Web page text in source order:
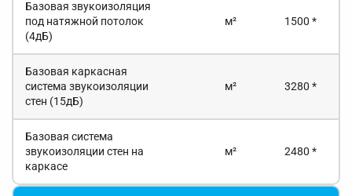
Базовая звукоизоляция
под натяжной потолок
(4дБ)
м² 1500 *
Базовая каркасная
система звукоизоляции
стен (15дБ)
м² 3280 *
Базовая система
звукоизоляции стен на
каркасе
м² 2480 *